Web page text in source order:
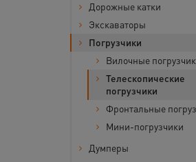
Дорожные катки
Экскаваторы
Погрузчики
Вилочные
Телескопические
погрузчики
Фронтальные
Мини-погрузчики
Думперы